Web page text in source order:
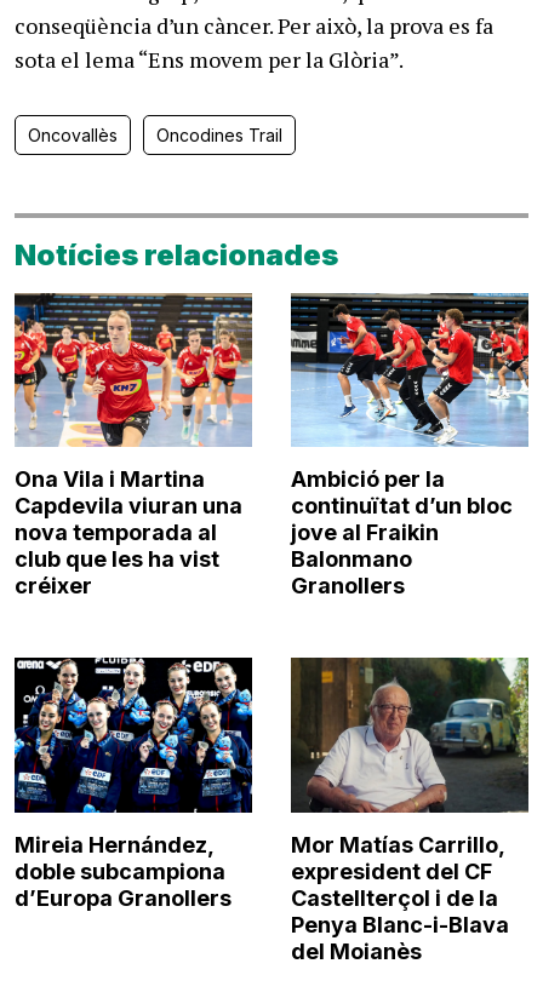
conseqüència d’un càncer. Per això, la prova es fa
sota el lema “Ens movem per la Glòria”.
Oncovallès Oncodines Trail
Notícies relacionades
Ona Vila i Martina
Capdevila viuran una
nova temporada al
club que les ha vist
créixer
Ambició per la
continuïtat d’un bloc
jove al Fraikin
Balonmano
Granollers
Mireia Hernández,
doble subcampiona
d’Europa Granollers
Mor Matías Carrillo,
expresident del CF
Castellterçol i de la
Penya Blanc-i-Blava
del Moianès